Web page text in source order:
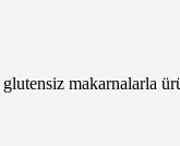
makarnalarla